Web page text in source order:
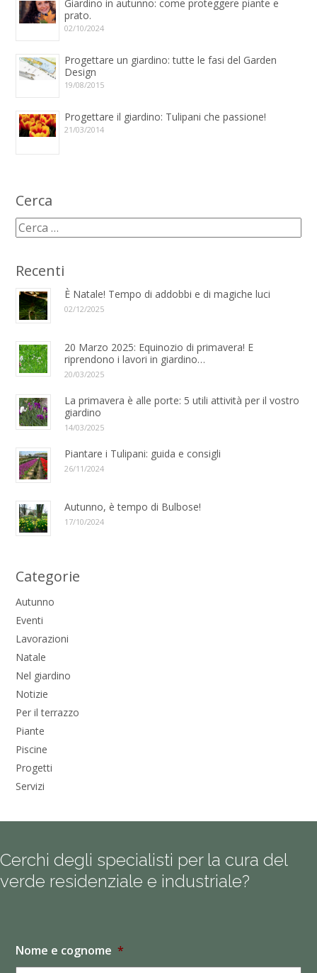
Giardino in autunno: come proteggere piante e
prato.
02/10/2024
Progettare un giardino: tutte le fasi del Garden
Design
19/08/2015
Progettare il giardino: Tulipani che passione!
21/03/2014
Cerca
Recenti
È Natale! Tempo di addobbi e di magiche luci
02/12/2025
20 Marzo 2025: Equinozio di primavera! E
riprendono i lavori in giardino…
20/03/2025
La primavera è alle porte: 5 utili attività per il vostro
giardino
14/03/2025
Piantare i Tulipani: guida e consigli
26/11/2024
Autunno, è tempo di Bulbose!
17/10/2024
Categorie
Autunno
Eventi
Lavorazioni
Natale
Nel giardino
Notizie
Per il terrazzo
Piante
Piscine
Progetti
Servizi
Cerchi degli specialisti per la cura del
verde residenziale e industriale?
Nome e cognome *